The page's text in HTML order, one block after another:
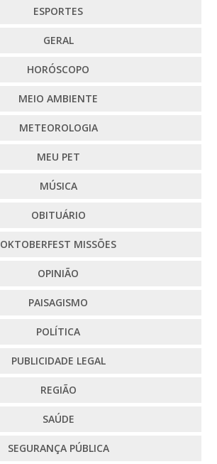
ESPORTES
GERAL
HORÓSCOPO
MEIO AMBIENTE
METEOROLOGIA
MEU PET
MÚSICA
OBITUÁRIO
OKTOBERFEST MISSÕES
OPINIÃO
PAISAGISMO
POLÍTICA
PUBLICIDADE LEGAL
REGIÃO
SAÚDE
SEGURANÇA PÚBLICA